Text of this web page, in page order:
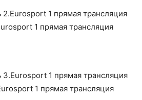
1 прямая трансляция
1 прямая трансляция
1 прямая трансляция
1 прямая трансляция